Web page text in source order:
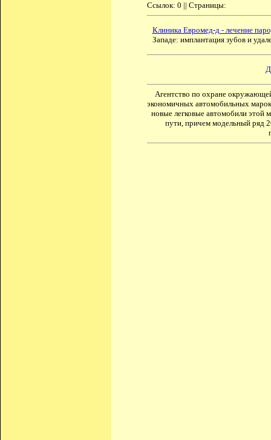
Ссылок: 0 || Страницы:
Клиника Евромед-д - лечение
Западе: имплантация зубов и
Агентство по охране
экономичных автомобильных
новые легковые автомобили этой
пути, причем модельный ряд